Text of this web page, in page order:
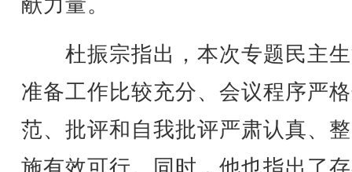
献力量。
杜振宗指出，本次专题民主
准备工作比较充分、会议程序严
范、批评和自我批评严肃认真、
施有效可行。同时，他也指出了